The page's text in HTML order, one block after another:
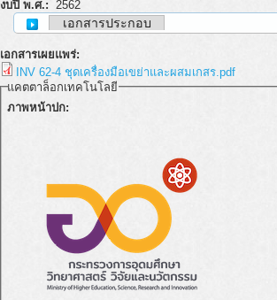
งบปี พ.ศ.: 2562
เอกสารประกอบ
เอกสารเผยแพร่:
INV 62-4 ชุดเครื่องมือเขย่าและผสมเกสร.pdf
แคตตาล็อกเทคโนโลยี
ภาพหน้าปก: